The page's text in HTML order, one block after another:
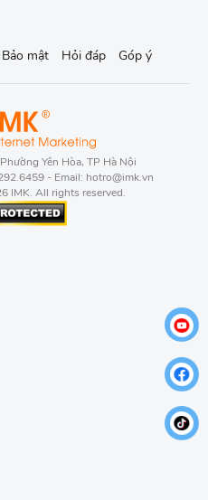
Bảo mật Hỏi đáp Góp ý
Yên Hòa, TP Hà Nội
- Email: hotro@imk.vn
IMK. All rights reserved.